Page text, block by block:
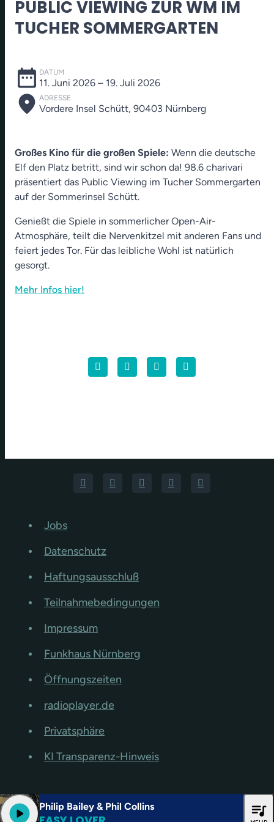
PUBLIC VIEWING ZUR WM IM
TUCHER SOMMERGARTEN
date_range DATUM
11. Juni 2026 – 19. Juli 2026
place ADRESSE
Vordere Insel Schütt, 90403 Nürnberg
Großes Kino für die großen Spiele: Wenn die deutsche
Elf den Platz betritt, sind wir schon da! 98.6 charivari
präsentiert das Public Viewing im Tucher Sommergarten
auf der Sommerinsel Schütt.
Genießt die Spiele in sommerlicher Open-Air-
Atmosphäre, teilt die Nervenkitzel mit anderen Fans und
feiert jedes Tor. Für das leibliche Wohl ist natürlich
gesorgt.
Mehr Infos hier!
Jobs
Datenschutz
Haftungsausschluß
Teilnahmebedingungen
Impressum
Funkhaus Nürnberg
Öffnungszeiten
radioplayer.de
Privatsphäre
KI Transparenz-Hinweis
Philip Bailey & Phil Collins
play_arrow queue_music